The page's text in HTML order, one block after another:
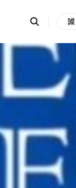
Search
search
area